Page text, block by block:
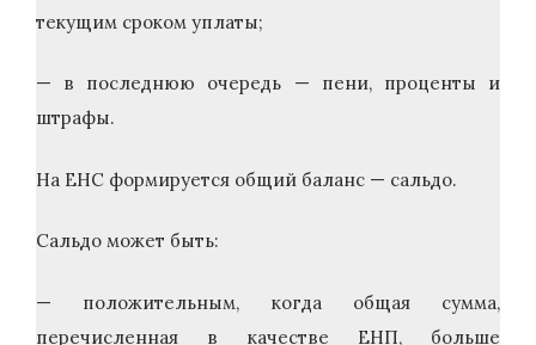
текущим сроком уплаты;
— в последнюю очередь — пени, проценты и
штрафы.
На ЕНС формируется общий баланс — сальдо.
Сальдо может быть:
— положительным, когда общая сумма,
перечисленная в качестве ЕНП, больше